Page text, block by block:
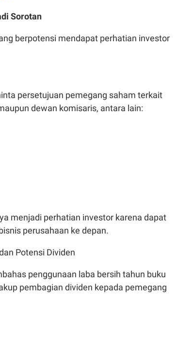
Sorotan
berpotensi mendapat perhatian investor
persetujuan pemegang saham terkait
dewan komisaris, antara lain:
menjadi perhatian investor karena dapat
perusahaan ke depan.
Potensi Dividen
penggunaan laba bersih tahun buku
pembagian dividen kepada pemegang